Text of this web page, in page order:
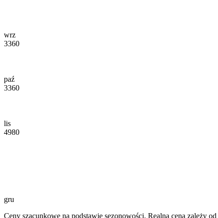
wrz
3360
paź
3360
lis
4980
gru
Ceny szacunkowe na podstawie sezonowości. Realna cena zależy